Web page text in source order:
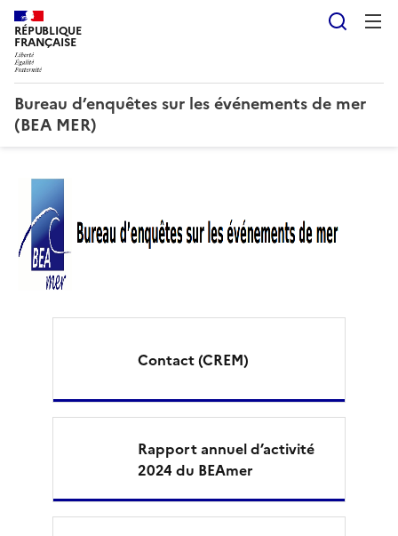
RÉPUBLIQUE
FRANÇAISE
Bureau d’enquêtes sur les événements de mer
(BEA MER)
r
Contact (CREM)
Rapport annuel d’activité
2024 du BEAmer